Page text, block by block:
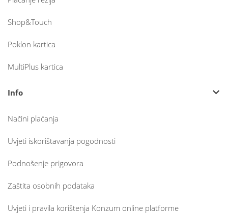
Shop&Touch
Poklon kartica
MultiPlus kartica
Info
Načini plaćanja
Uvjeti iskorištavanja pogodnosti
Podnošenje prigovora
Zaštita osobnih podataka
Uvjeti i pravila korištenja Konzum online platforme